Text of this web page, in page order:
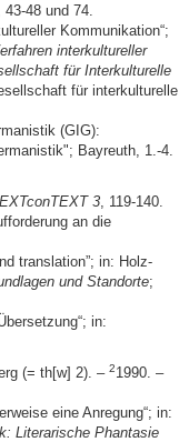
48 und 74.
Kommunikation“;
interkultureller
für Interkulturelle
für interkulturelle
(GIG):
Bayreuth, 1.-4.
3 , 119-140.
an die
translation”; in: Holz-
und Standorte;
in:
(= th[w] 2). – 21990. –
eine Anregung“; in:
Literarische Phantasie